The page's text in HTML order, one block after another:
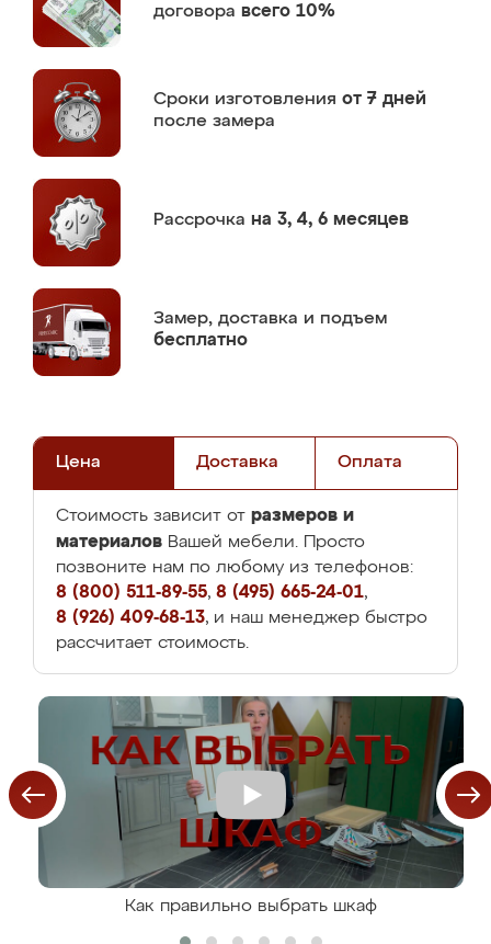
договора всего 10%
Сроки изготовления от 7 дней
после замера
Рассрочка на 3, 4, 6 месяцев
Замер, доставка и подъем
бесплатно
Цена Доставка Оплата
Стоимость зависит от размеров и
материалов Вашей мебели. Просто
позвоните нам по любому из телефонов:
8 (800) 511-89-55, 8 (495) 665-24-01,
8 (926) 409-68-13, и наш менеджер быстро
рассчитает стоимость.
Как правильно выбрать шкаф